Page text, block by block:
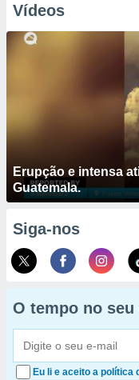
Vídeos
Erupção e intensa
Guatemala.
Siga-nos
O tempo no seu
Eu li e aceito a política